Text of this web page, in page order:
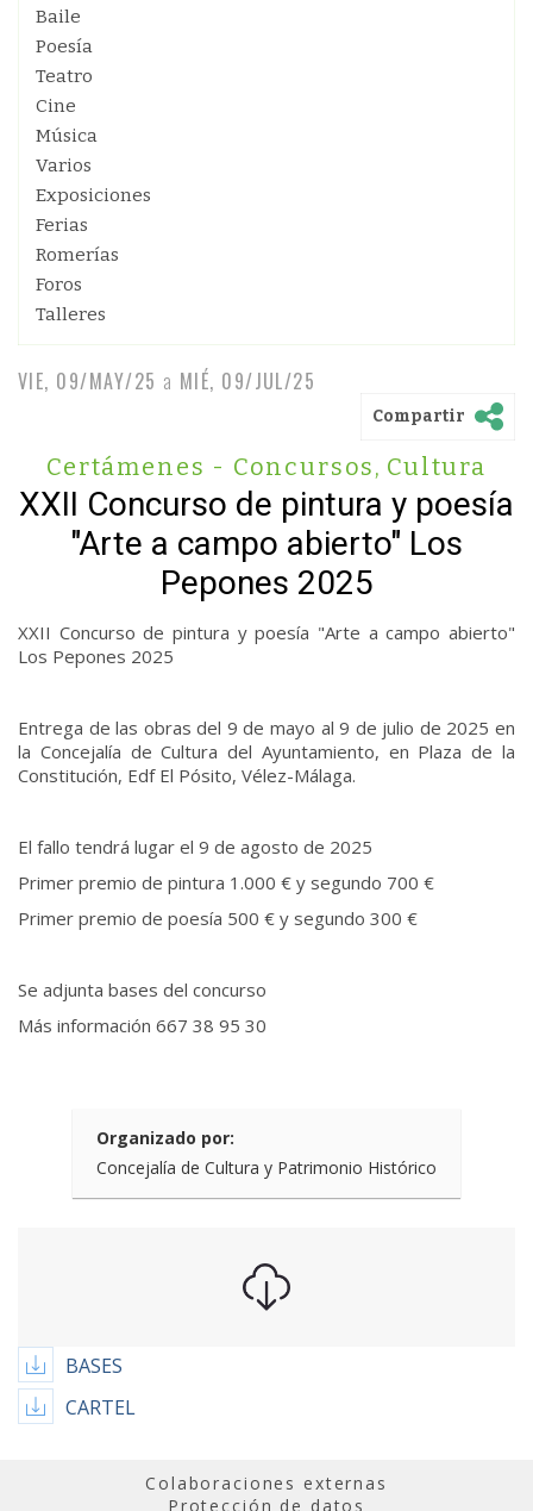
Baile
Poesía
Teatro
Cine
Música
Varios
Exposiciones
Ferias
Romerías
Foros
Talleres
VIE, 09/MAY/25 a MIÉ, 09/JUL/25
Compartir
Certámenes - Concursos, Cultura
XXII Concurso de pintura y poesía
"Arte a campo abierto" Los
Pepones 2025
XXII Concurso de pintura y poesía "Arte a campo abierto"
Los Pepones 2025
Entrega de las obras del 9 de mayo al 9 de julio de 2025 en
la Concejalía de Cultura del Ayuntamiento, en Plaza de la
Constitución, Edf El Pósito, Vélez-Málaga.
El fallo tendrá lugar el 9 de agosto de 2025
Primer premio de pintura 1.000 € y segundo 700 €
Primer premio de poesía 500 € y segundo 300 €
Se adjunta bases del concurso
Más información 667 38 95 30
Organizado por:
Concejalía de Cultura y Patrimonio Histórico
BASES
CARTEL
Colaboraciones externas
Protección de datos